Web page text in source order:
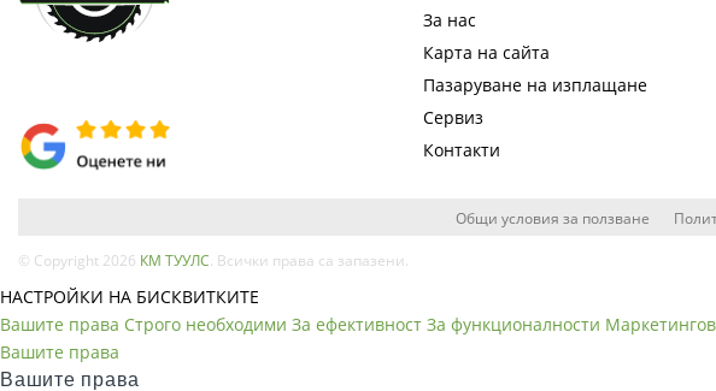
За нас
Карта на сайта
Пазаруване на изплащане
Сервиз
Контакти
Общи условия за ползване
© Copyright 2026 КМ ТУУЛС . Всички права са запазени.
НАСТРОЙКИ НА БИСКВИТКИТЕ
Вашите права Строго необходими За ефективност За функционалности
Вашите права
Вашите права